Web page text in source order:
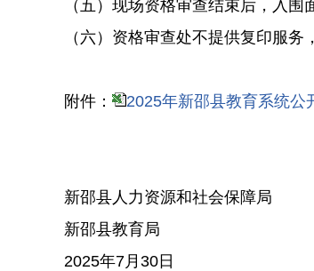
（五）现场资格审查结束后，入
（六）资格审查处不提供复印服务
附件： 2025年新邵县教育系统公
新邵县人力资源和社会保障局
新邵县教育局
2025年7月30日